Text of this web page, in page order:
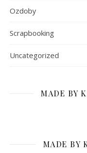
Ozdoby
Scrapbooking
Uncategorized
MADE BY
MADE BY